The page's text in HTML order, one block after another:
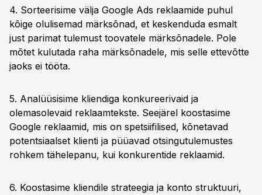
4. Sorteerisime välja Google Ads reklaamide puhul
kõige olulisemad märksõnad, et keskenduda esmalt
just parimat tulemust toovatele märksõnadele. Pole
mõtet kulutada raha märksõnadele, mis selle ettevõtte
jaoks ei tööta.
5. Analüüsisime kliendiga konkureerivaid ja
olemasolevaid reklaamtekste. Seejärel koostasime
Google reklaamid, mis on spetsiifilised, kõnetavad
potentsiaalset klienti ja püüavad otsingutulemustes
rohkem tähelepanu, kui konkurentide reklaamid.
6. Koostasime kliendile strateegia ja konto struktuuri,